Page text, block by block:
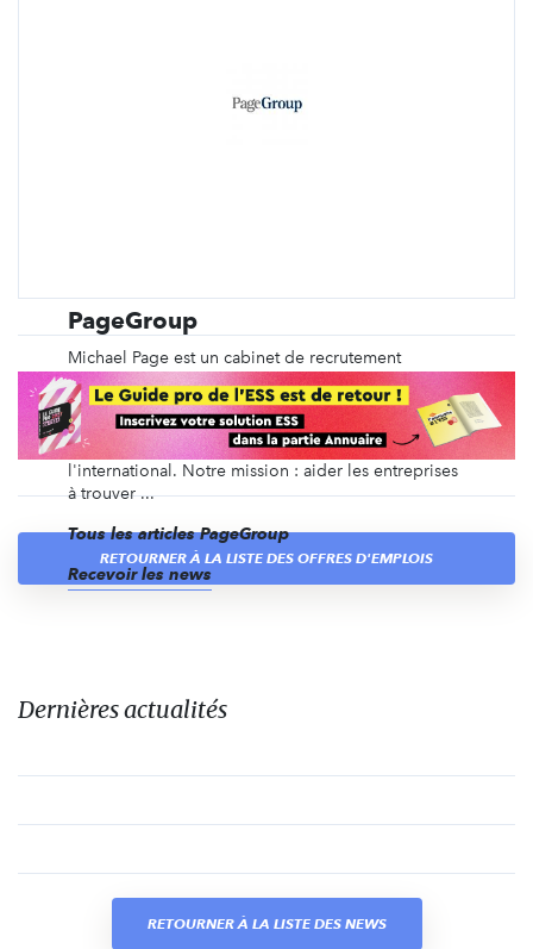
PageGroup
Michael Page est un cabinet de recrutement
spécialisé depuis plus de 40 ans dans le
recrutement en CDI, en intérim, en management de
transition, ainsi que du recrutement de dirigeants et
des recrutements volumiques, en France et à
l'international. Notre mission : aider les entreprises
à trouver ...
Tous les articles PageGroup
Recevoir les news
RETOURNER À LA LISTE DES OFFRES D'EMPLOIS
Dernières actualités
RETOURNER À LA LISTE DES NEWS